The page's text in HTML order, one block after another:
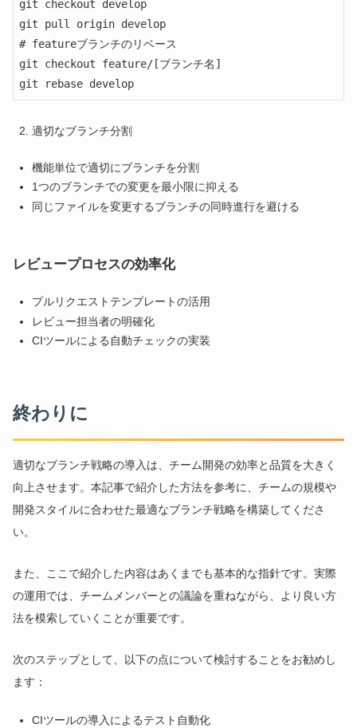
git checkout develop
git pull origin develop
# featureブランチのリベース
git checkout feature/[ブランチ名]
git rebase develop
適切なブランチ分割
機能単位で適切にブランチを分割
1つのブランチでの変更を最小限に抑える
同じファイルを変更するブランチの同時進行を避ける
レビュープロセスの効率化
プルリクエストテンプレートの活用
レビュー担当者の明確化
CIツールによる自動チェックの実装
終わりに
適切なブランチ戦略の導入は、チーム開発の効率と品質を大きく
向上させます。本記事で紹介した方法を参考に、チームの規模や
開発スタイルに合わせた最適なブランチ戦略を構築してくださ
い。
また、ここで紹介した内容はあくまでも基本的な指針です。実際
の運用では、チームメンバーとの議論を重ねながら、より良い方
法を模索していくことが重要です。
次のステップとして、以下の点について検討することをお勧めし
ます：
CIツールの導入によるテスト自動化